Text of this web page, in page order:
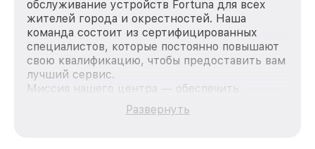
обслуживание устройств Fortuna для всех
жителей города и окрестностей. Наша
команда состоит из сертифицированных
специалистов, которые постоянно повышают
свою квалификацию, чтобы предоставить вам
лучший сервис.
Миссия нашего центра — обеспечить
качественный и доступный ремонт для
каждого пользователя продукции Fortuna, вне
Развернуть